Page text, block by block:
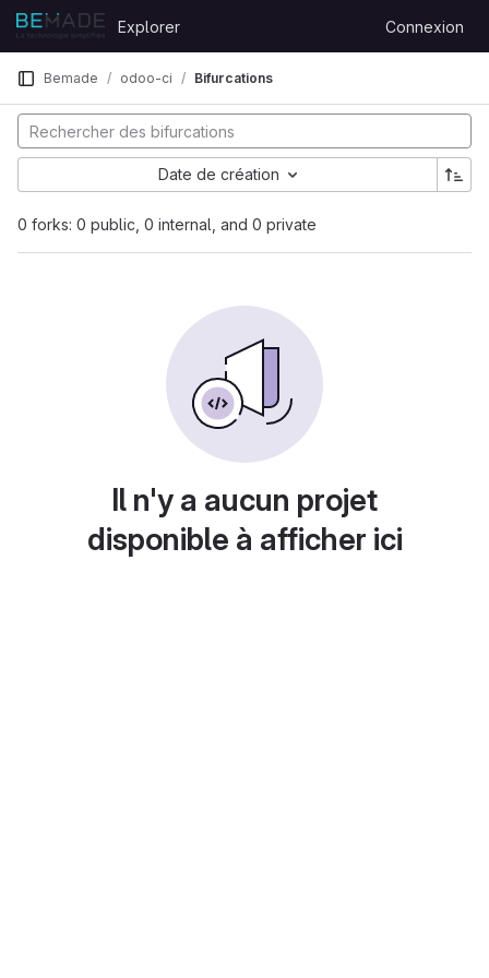
Skip to content
GitLab
Explorer Connexion
Bemade odoo-ci Bifurcations
0 forks: 0 public, 0 internal, and 0 private
Date de création
Il n'y a aucun projet
disponible à afficher ici